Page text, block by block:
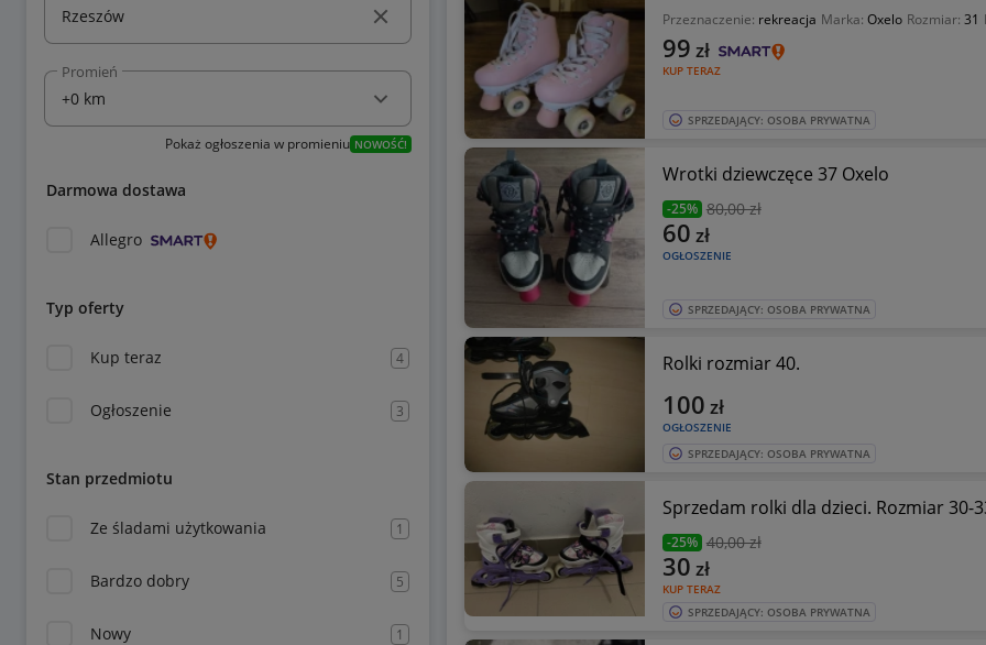
Promień
Pokaż ogłoszenia w promieniu NOWOŚĆ!
Darmowa dostawa
Allegro
Typ oferty
Kup teraz 4
Ogłoszenie 3
Stan przedmiotu
Ze śladami użytkowania 1
Bardzo dobry 5
Nowy 1
Przeznaczenie: rekreacja Marka: Oxelo Rozmiar: 31
KUP TERAZ
99 zł
SPRZEDAJĄCY: OSOBA PRYWATNA
Wrotki dziewczęce 37 Oxelo
-25% 80,00 zł
OGŁOSZENIE
60 zł
SPRZEDAJĄCY: OSOBA PRYWATNA
Rolki rozmiar 40.
OGŁOSZENIE
100 zł
SPRZEDAJĄCY: OSOBA PRYWATNA
Sprzedam rolki dla dzieci. Rozmiar 30-
-25% 40,00 zł
KUP TERAZ
30 zł
SPRZEDAJĄCY: OSOBA PRYWATNA